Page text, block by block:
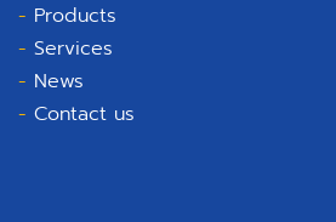
- Products
- Services
- News
- Contact us